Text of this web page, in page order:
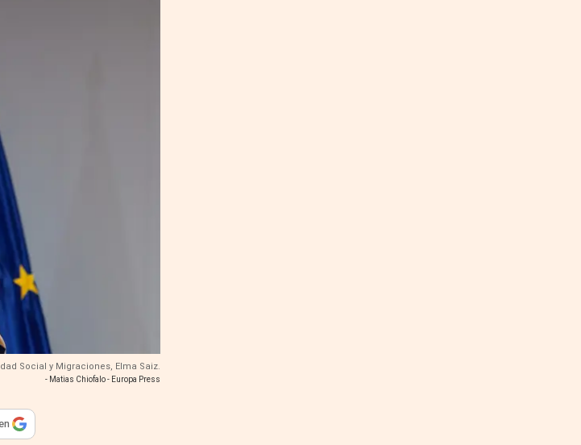
Social y Migraciones, Elma Saiz.
- Matias Chiofalo - Europa Press
compartir